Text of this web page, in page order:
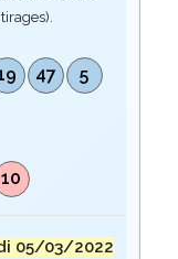
47
5
10
05/03/2022